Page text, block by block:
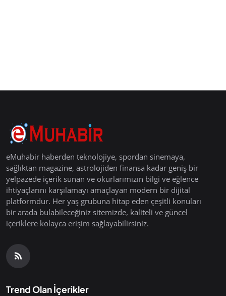
eMuhabir haberden teknolojiye, spordan sinemaya,
sağlıktan magazine, astrolojiden finansa kadar geniş bir
yelpazede içerik sunan ve okurlarımızın bilgi ve eğlence
ihtiyaçlarını karşılamayı amaçlayan modern bir dijital
platformdur. Her yaş grubuna hitap eden çeşitli konuları
bir arada bulabileceğiniz sitemizde, kaliteli ve güncel
içeriklere kolayca erişim sağlayabilirsiniz.
Trend Olan İçerikler